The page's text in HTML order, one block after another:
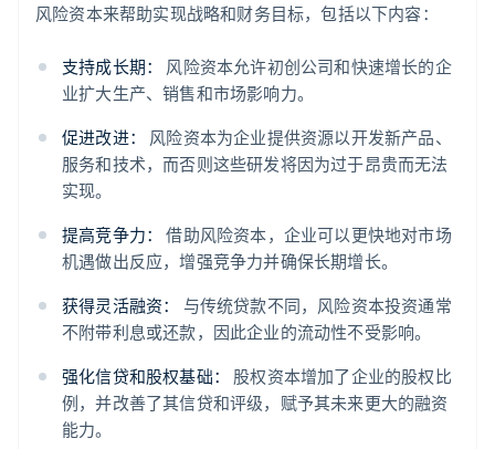
风险资本来帮助实现战略和财务目标，包括以下内容：
支持成长期：
风险资本允许初创公司和快速增长的企
业扩大生产、销售和市场影响力。
促进改进：
风险资本为企业提供资源以开发新产品、
服务和技术，而否则这些研发将因为过于昂贵而无法
实现。
提高竞争力：
借助风险资本，企业可以更快地对市场
机遇做出反应，增强竞争力并确保长期增长。
获得灵活融资：
与传统贷款不同，风险资本投资通常
不附带利息或还款，因此企业的流动性不受影响。
强化信贷和股权基础：
股权资本增加了企业的股权比
例，并改善了其信贷和评级，赋予其未来更大的融资
能力。